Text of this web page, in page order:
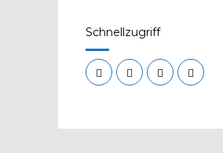
Schnellzugriff